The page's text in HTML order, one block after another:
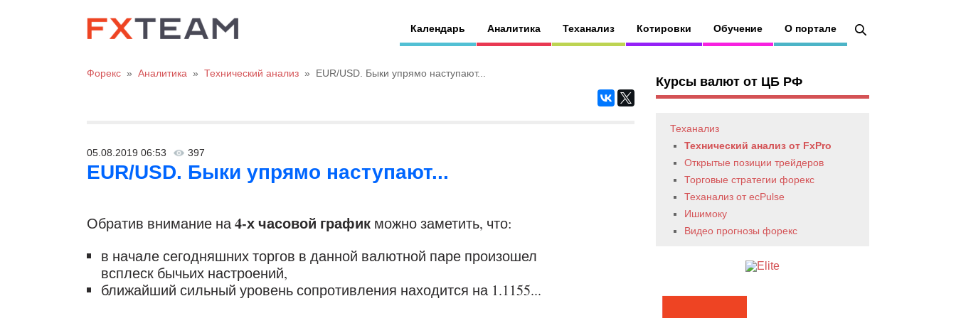
Календарь Аналитика Теханализ Котировки Обучение О портале
Форекс » Аналитика » Технический анализ » EUR/USD. Быки упрямо наступают...
05.08.2019 06:53 397
EUR/USD. Быки упрямо наступают...
Обратив внимание на4-х часовой график можно заметить, что:
в начале сегодняшних торгов в данной валютной паре произошел
всплеск бычьих настроений,
ближайший сильный уровень сопротивления находится на 1.1155...
Курсы валют от ЦБ РФ
Теханализ
Технический анализ от FxPro
Открытые позиции трейдеров
Торговые стратегии форекс
Теханализ от ecPulse
Ишимоку
Видео прогнозы форекс